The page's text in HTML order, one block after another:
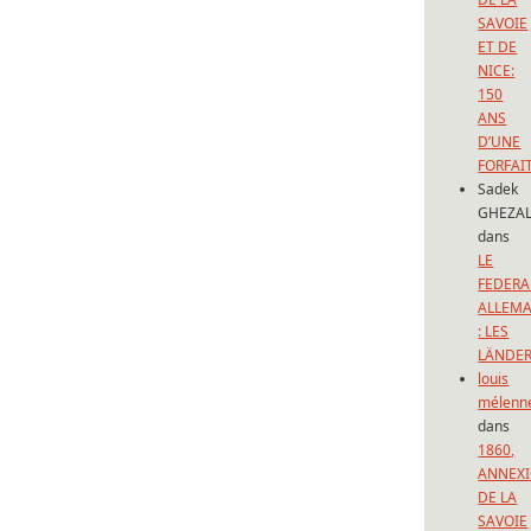
SAVOIE
ET DE
NICE:
150
ANS
D’UNE
Sadek
dans
LE
: LES
louis
dans
1860,
DE LA
SAVOIE